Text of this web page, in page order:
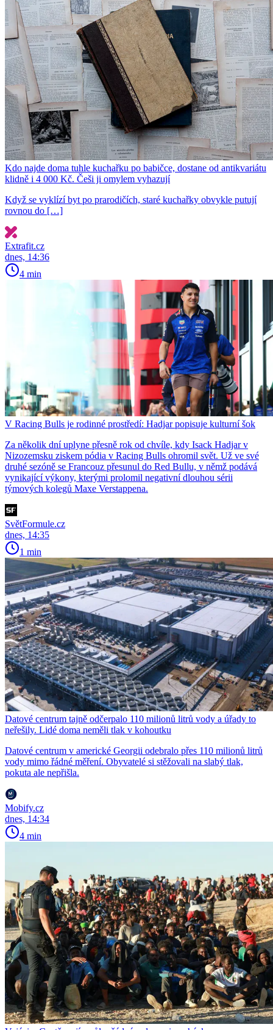
Kdo najde doma tuhle kuchařku po babičce, dostane od antikvariátu
klidně i 4 000 Kč. Češi ji omylem vyhazují
Když se vyklízí byt po prarodičích, staré kuchařky obvykle putují
rovnou do […]
Extrafit.cz
dnes, 14:36
4 min
V Racing Bulls je rodinné prostředí: Hadjar popisuje kulturní šok
Za několik dní uplyne přesně rok od chvíle, kdy Isack Hadjar v
Nizozemsku ziskem pódia v Racing Bulls ohromil svět. Už ve své
druhé sezóně se Francouz přesunul do Red Bullu, v němž podává
vynikající výkony, kterými prolomil negativní dlouhou sérii
týmových kolegů Maxe Verstappena.
SvětFormule.cz
dnes, 14:35
1 min
Datové centrum tajně odčerpalo 110 milionů litrů vody a úřady to
neřešily. Lidé doma neměli tlak v kohoutku
Datové centrum v americké Georgii odebralo přes 110 milionů litrů
vody mimo řádné měření. Obyvatelé si stěžovali na slabý tlak,
pokuta ale nepřišla.
Mobify.cz
dnes, 14:34
4 min